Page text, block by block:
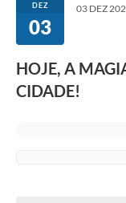
DEZ
03
03 DEZ
HOJE, A
CIDADE!